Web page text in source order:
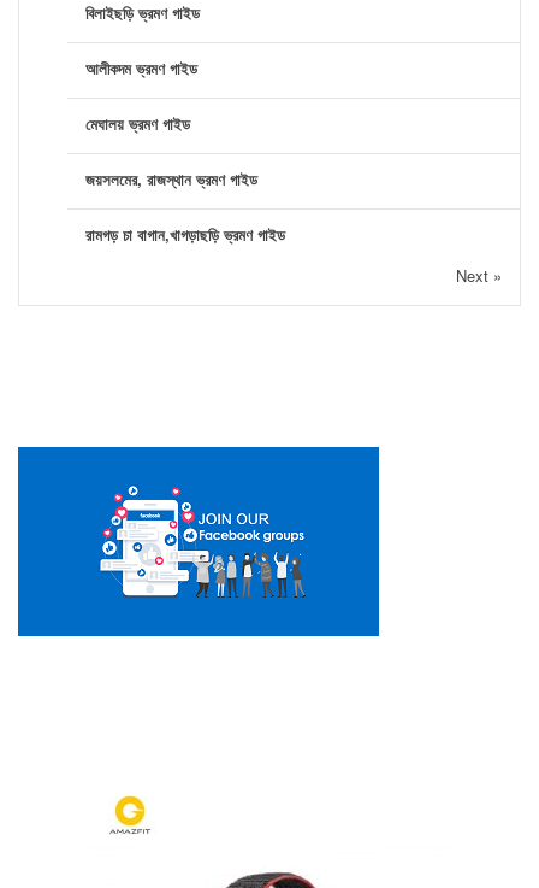
বিলাইছড়ি ভ্রমণ গাইড
আলীকদম ভ্রমণ গাইড
মেঘালয় ভ্রমণ গাইড
জয়সলমের, রাজস্থান ভ্রমণ গাইড
রামগড় চা বাগান,খাগড়াছড়ি ভ্রমণ গাইড
Next »